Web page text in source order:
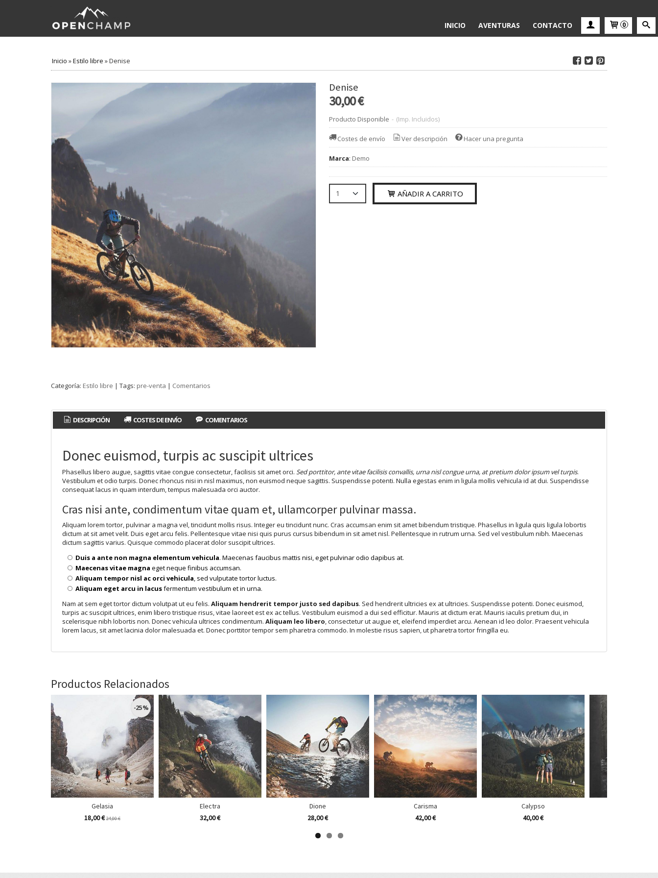
INICIO AVENTURAS CONTACTO 0
Inicio »Estilo libre »Denise
Denise
30,00 €
Producto Disponible - (Imp. Incluidos)
Costes de envío Ver descripción Hacer una pregunta
Marca: Demo
AÑADIR A CARRITO
Categoría: Estilo libre | Tags: pre-venta | Comentarios
DESCRIPCIÓN COSTES DE ENVÍO COMENTARIOS
Donec euismod, turpis ac suscipit ultrices
Phasellus libero augue, sagittis vitae congue consectetur, facilisis sit amet orci.Sed porttitor, ante vitae facilisis convallis, urna nisl congue urna, at pretium dolor ipsum vel turpis.
Vestibulum et odio turpis. Donec rhoncus nisi in nisl maximus, non euismod neque sagittis. Suspendisse potenti. Nulla egestas enim in ligula mollis vehicula id at dui. Suspendisse
consequat lacus in quam interdum, tempus malesuada orci auctor.
Cras nisi ante, condimentum vitae quam et, ullamcorper pulvinar massa.
Aliquam lorem tortor, pulvinar a magna vel, tincidunt mollis risus. Integer eu tincidunt nunc. Cras accumsan enim sit amet bibendum tristique. Phasellus in ligula quis ligula lobortis
dictum at sit amet velit. Duis eget arcu felis. Pellentesque vitae nisi quis purus cursus bibendum in sit amet nisl. Pellentesque in rutrum urna. Sed vel vestibulum nibh. Maecenas
dictum sagittis varius. Quisque commodo placerat dolor suscipit ultrices.
Duis a ante non magna elementum vehicula. Maecenas faucibus mattis nisi, eget pulvinar odio dapibus at.
Maecenas vitae magna eget neque finibus accumsan.
Aliquam tempor nisl ac orci vehicula, sed vulputate tortor luctus.
Aliquam eget arcu in lacusfermentum vestibulum et in urna.
Nam at sem eget tortor dictum volutpat ut eu felis.Aliquam hendrerit tempor justo sed dapibus. Sed hendrerit ultricies ex at ultricies. Suspendisse potenti. Donec euismod,
turpis ac suscipit ultrices, enim libero tristique risus, vitae laoreet est ex ac tellus. Vestibulum euismod a dui sed efficitur. Mauris at dictum erat. Mauris iaculis pretium dui, in
scelerisque nibh lobortis non. Donec vehicula ultrices condimentum.Aliquam leo libero, consectetur ut augue et, eleifend imperdiet arcu. Aenean id leo dolor. Praesent vehicula
lorem lacus, sit amet lacinia dolor malesuada et. Donec porttitor tempor sem pharetra commodo. In molestie risus sapien, ut pharetra tortor fringilla eu.
Productos Relacionados
-25 %
Gelasia
18,00 €24,00 €
Electra
32,00 €
Dione
28,00 €
Carisma
42,00 €
Calypso
40,00 €